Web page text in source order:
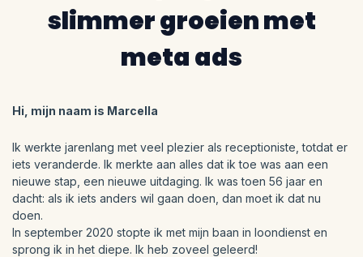
slimmer groeien met
meta ads
Hi, mijn naam is Marcella
Ik werkte jarenlang met veel plezier als receptioniste, totdat er
iets veranderde. Ik merkte aan alles dat ik toe was aan een
nieuwe stap, een nieuwe uitdaging. Ik was toen 56 jaar en
dacht: als ik iets anders wil gaan doen, dan moet ik dat nu
doen.
In september 2020 stopte ik met mijn baan in loondienst en
sprong ik in het diepe. Ik heb zoveel geleerd!